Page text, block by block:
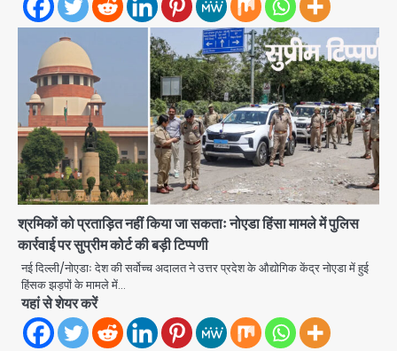
श्रमिकों को प्रताड़ित नहीं किया जा सकताः नोएडा हिंसा मामले में पुलिस
कार्रवाई पर सुप्रीम कोर्ट की बड़ी टिप्पणी
नई दिल्ली/नोएडाः देश की सर्वोच्च अदालत ने उत्तर प्रदेश के औद्योगिक केंद्र नोएडा में हुई
हिंसक झड़पों के मामले में…
यहां से शेयर करें
4
Team JHJ
5
Sajid Rashidi’s controversial:
शिवभक्त नहीं, आतंकवादी हैं’, मौलाना का
कांवड़ियों पर विवादित बयान, BJP विधायक ने
कराई FIR, NSA की मांग
Avinash Kumar
1
Har Ghar Tiranga Campaign:
गौतमबुद्धनगर में 9 से 17 अगस्त तक चलेगा जन-
जागरूकता महाअभियान, डीएम ने की समीक्षा
बैठक
Avinash Kumar
2
एंटी-बर्गलरी सेल की बड़ी कामयाबी, चोरी के
भंडाफोड़
Team JHJ